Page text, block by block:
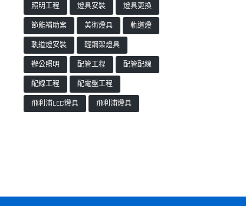
照明工程
燈具安裝
燈具更換
節能補助案
美術燈具
軌道燈
軌道燈安裝
輕鋼架燈具
辦公照明
配管工程
配管配線
配線工程
配電盤工程
飛利浦LED燈具
飛利浦燈具